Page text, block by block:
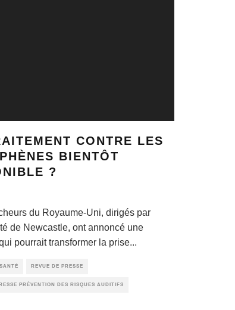
CONTRE LES
BIENTÔT
?
du Royaume-Uni, dirigés par
de Newcastle, ont annoncé une
pourrait transformer la prise...
REVUE DE PRESSE
PRÉVENTION DES RISQUES AUDITIFS